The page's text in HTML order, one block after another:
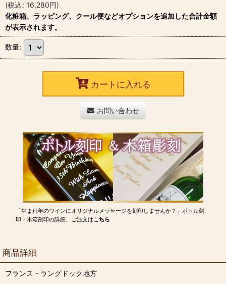
(税込: 16,280円)
化粧箱、ラッピング、クール便などオプションを追加した合計金額
が表示されます。
数量:
カートに入れる
お問い合わせ
「生まれ年のワインにオリジナルメッセージを刻印しませんか？」ボトル刻
印・木箱刻印の詳細、ご注文はこちら
商品詳細
フランス・ラングドック地方